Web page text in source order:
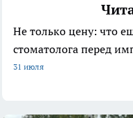
Не только цену: что
стоматолога перед
31 июля